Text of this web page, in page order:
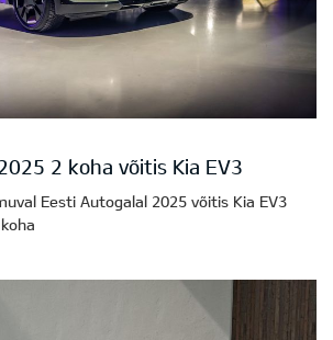
2 koha võitis Kia EV3
Eesti Autogalal 2025 võitis Kia EV3